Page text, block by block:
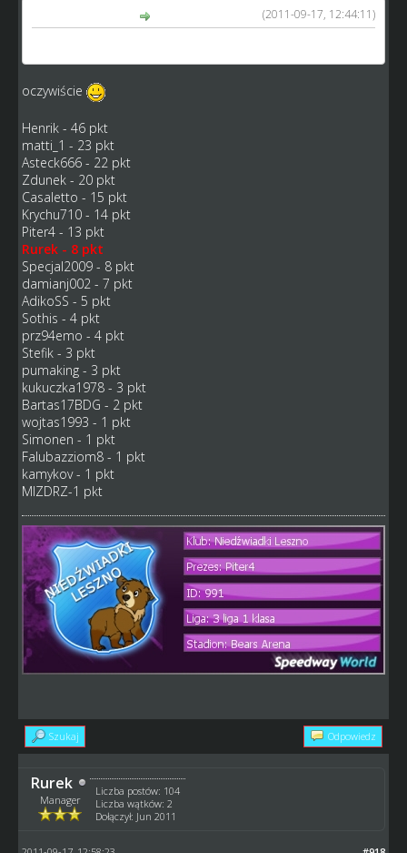
(2011-09-17, 12:44:11)
oczywiście
Henrik - 46 pkt
matti_1 - 23 pkt
Asteck666 - 22 pkt
Zdunek - 20 pkt
Casaletto - 15 pkt
Krychu710 - 14 pkt
Piter4 - 13 pkt
Rurek - 8 pkt
Specjal2009 - 8 pkt
damianj002 - 7 pkt
AdikoSS - 5 pkt
Sothis - 4 pkt
prz94emo - 4 pkt
Stefik - 3 pkt
pumaking - 3 pkt
kukuczka1978 - 3 pkt
Bartas17BDG - 2 pkt
wojtas1993 - 1 pkt
Simonen - 1 pkt
Falubazziom8 - 1 pkt
kamykov - 1 pkt
MIZDRZ-1 pkt
Szukaj Odpowiedz
Rurek
Manager
Liczba postów: 104
Liczba wątków: 2
Dołączył: Jun 2011